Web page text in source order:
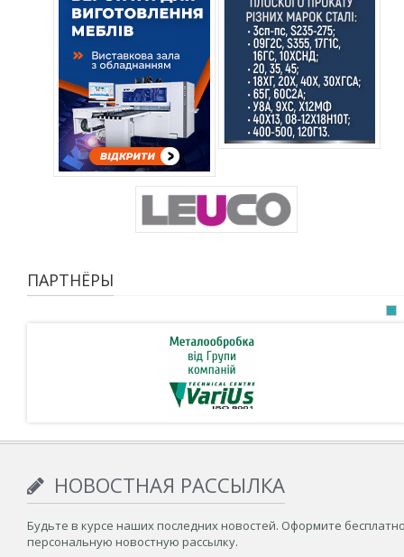
ПАРТНЁРЫ
НОВОСТНАЯ РАССЫЛКА
Будьте в курсе наших последних новостей. Оформите
персональную новостную рассылку.